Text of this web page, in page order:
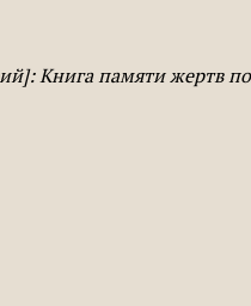
Книга памяти жертв